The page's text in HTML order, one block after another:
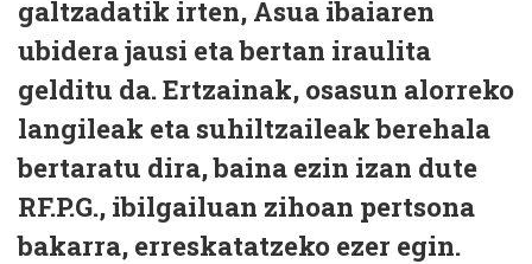
galtzadatik irten, Asua ibaiaren
ubidera jausi eta bertan iraulita
gelditu da. Ertzainak, osasun alorreko
langileak eta suhiltzaileak berehala
bertaratu dira, baina ezin izan dute
RF.P.G., ibilgailuan zihoan pertsona
bakarra, erreskatatzeko ezer egin.